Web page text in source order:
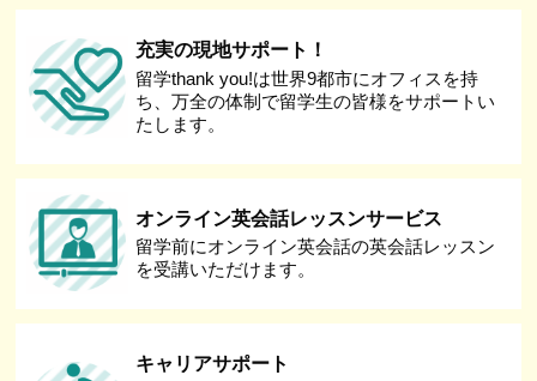
充実の現地サポート！
留学thank you!は世界9都市にオフィスを持
ち、万全の体制で留学生の皆様をサポートい
たします。
オンライン英会話レッスンサービス
留学前にオンライン英会話の英会話レッスン
を受講いただけます。
キャリアサポート